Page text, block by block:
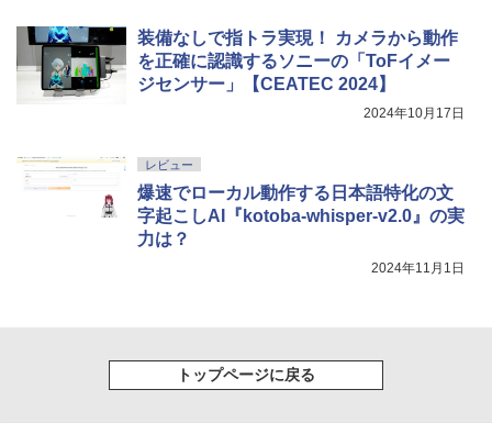
装備なしで指トラ実現！ カメラから動作
を正確に認識するソニーの「ToFイメー
ジセンサー」【CEATEC 2024】
2024年10月17日
レビュー
爆速でローカル動作する日本語特化の文
字起こしAI『kotoba-whisper-v2.0』の実
力は？
2024年11月1日
トップページに戻る